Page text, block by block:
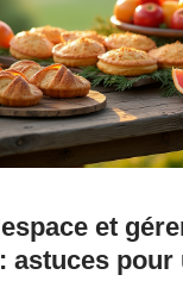
et
astuces pour